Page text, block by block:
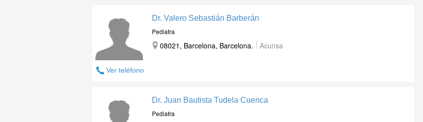
Ver teléfono
Dr. Valero Sebastián Barberán
Pediatra
08021, Barcelona, Barcelona. Acunsa
Dr. Juan Bautista Tudela Cuenca
Pediatra